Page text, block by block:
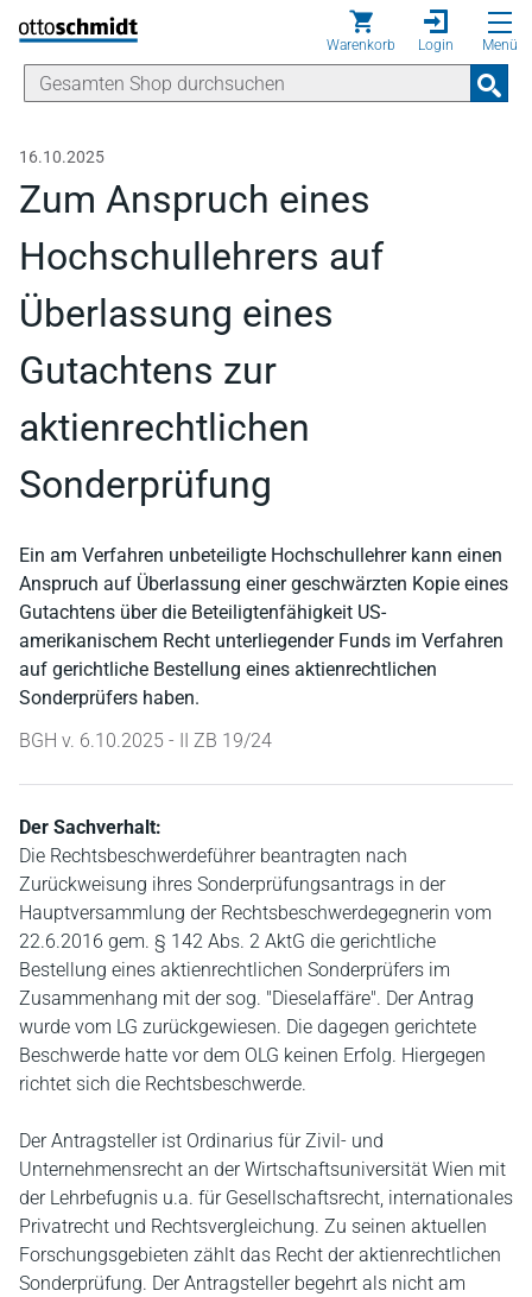
Direkt zum Inhalt
Warenkorb Login Menü
16.10.2025
Zum Anspruch eines
Hochschullehrers auf
Überlassung eines
Gutachtens zur
aktienrechtlichen
Sonderprüfung
Ein am Verfahren unbeteiligte Hochschullehrer kann einen
Anspruch auf Überlassung einer geschwärzten Kopie eines
Gutachtens über die Beteiligtenfähigkeit US-
amerikanischem Recht unterliegender Funds im Verfahren
auf gerichtliche Bestellung eines aktienrechtlichen
Sonderprüfers haben.
BGH v. 6.10.2025 - II ZB 19/24
Der Sachverhalt:
Die Rechtsbeschwerdeführer beantragten nach
Zurückweisung ihres Sonderprüfungsantrags in der
Hauptversammlung der Rechtsbeschwerdegegnerin vom
22.6.2016 gem. § 142 Abs. 2 AktG die gerichtliche
Bestellung eines aktienrechtlichen Sonderprüfers im
Zusammenhang mit der sog. "Dieselaffäre". Der Antrag
wurde vom LG zurückgewiesen. Die dagegen gerichtete
Beschwerde hatte vor dem OLG keinen Erfolg. Hiergegen
richtet sich die Rechtsbeschwerde.
Der Antragsteller ist Ordinarius für Zivil- und
Unternehmensrecht an der Wirtschaftsuniversität Wien mit
der Lehrbefugnis u.a. für Gesellschaftsrecht, internationales
Privatrecht und Rechtsvergleichung. Zu seinen aktuellen
Forschungsgebieten zählt das Recht der aktienrechtlichen
Sonderprüfung. Der Antragsteller begehrt als nicht am